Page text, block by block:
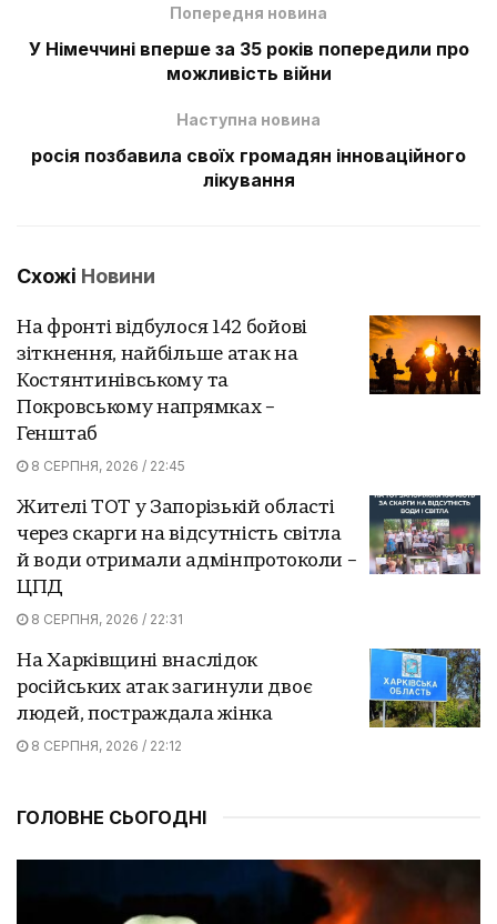
Попередня новина
У Німеччині вперше за 35 років попередили про
можливість війни
Наступна новина
росія позбавила своїх громадян інноваційного
лікування
Схожі Новини
На фронті відбулося 142 бойові
зіткнення, найбільше атак на
Костянтинівському та
Покровському напрямках –
Генштаб
8 СЕРПНЯ, 2026 / 22:45
Жителі ТОТ у Запорізькій області
через скарги на відсутність світла
й води отримали адмінпротоколи –
ЦПД
8 СЕРПНЯ, 2026 / 22:31
На Харківщині внаслідок
російських атак загинули двоє
людей, постраждала жінка
8 СЕРПНЯ, 2026 / 22:12
ГОЛОВНЕ СЬОГОДНІ